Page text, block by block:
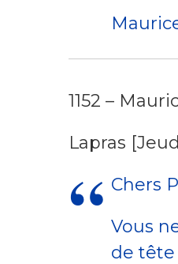
1152 –
Lapras
Chers
Vous
de tête